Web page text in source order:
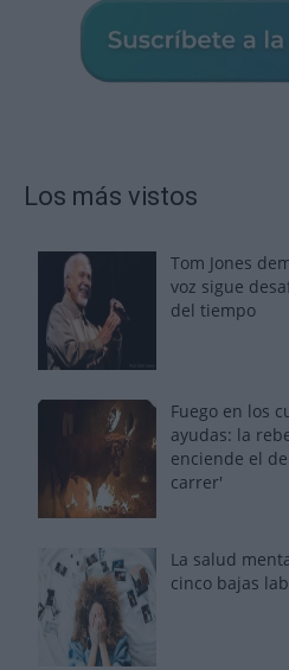
Los más vistos
Tom Jones
voz sigue
del tiempo
Fuego en los
ayudas: la
enciende el
carrer'
La salud
cinco bajas